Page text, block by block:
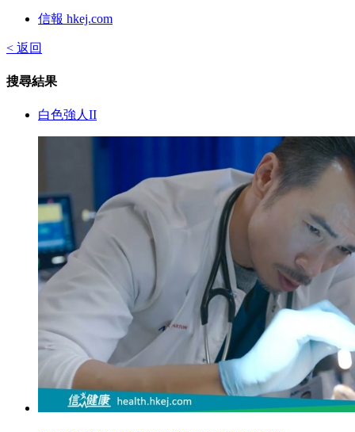
信報 hkej.com
< 返回
搜尋結果
白色強人II